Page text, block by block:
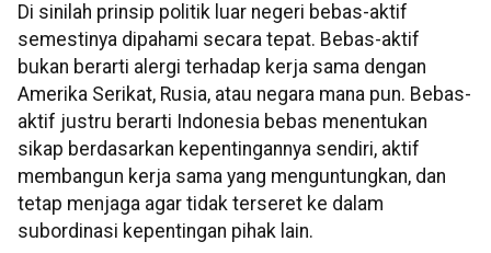
Di sinilah prinsip politik luar negeri bebas-aktif
semestinya dipahami secara tepat. Bebas-aktif
bukan berarti alergi terhadap kerja sama dengan
Amerika Serikat, Rusia, atau negara mana pun. Bebas-
aktif justru berarti Indonesia bebas menentukan
sikap berdasarkan kepentingannya sendiri, aktif
membangun kerja sama yang menguntungkan, dan
tetap menjaga agar tidak terseret ke dalam
subordinasi kepentingan pihak lain.